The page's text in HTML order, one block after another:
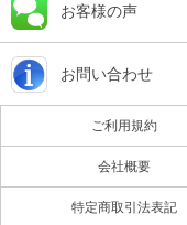
お客様の声
お問い合わせ
ご利用規約
会社概要
特定商取引法表記